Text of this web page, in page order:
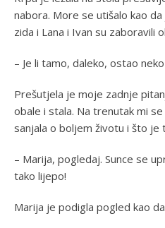
nabora. More se utišalo kao
zida i Lana i Ivan su zaboravili
– Je li tamo, daleko, ostao
Prešutjela je moje zadnje
obale i stala. Na trenutak mi
sanjala o boljem životu i što
– Marija, pogledaj. Sunce se
tako lijepo!
Marija je podigla pogled kao